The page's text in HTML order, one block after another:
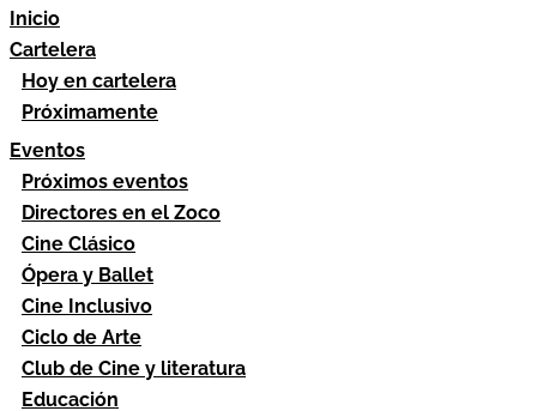
Inicio
Cartelera
Hoy en cartelera
Próximamente
Eventos
Próximos eventos
Directores en el Zoco
Cine Clásico
Ópera y Ballet
Cine Inclusivo
Ciclo de Arte
Club de Cine y literatura
Educación